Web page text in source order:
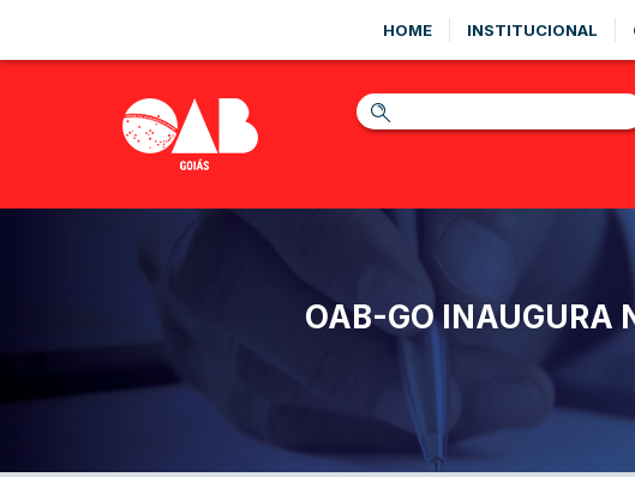
HOME INSTITUCIONAL
OAB-GO INAUGURA